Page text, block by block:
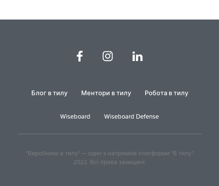
Блог в тилу Ментори в тилу Робота в тилу
Wiseboard Wiseboard Defense
"Виробники в тилу" — один з напрямків платформи "В тилу"
2022. Всі права захищені.